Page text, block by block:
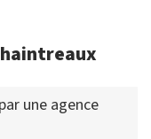
une agence